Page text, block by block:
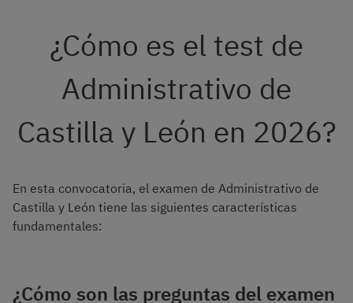
¿Cómo es el test de
Administrativo de
Castilla y León en 2026?
En esta convocatoria, el examen de Administrativo de
Castilla y León tiene las siguientes características
fundamentales:
¿Cómo son las preguntas del examen